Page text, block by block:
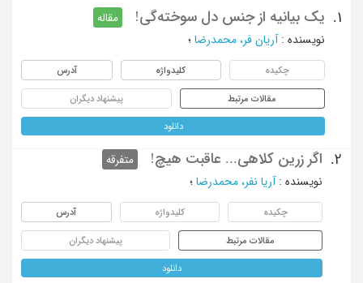
1. یک بیانیه از جنس دل سوخته‌گی!
مقاله
نویسنده : آریان فر، محمدرضا ؛
چکیده کلیدواژه آدرس
مقالات مرتبط پیشنهاد دیگران
دانلود
2. اگر زرین کلاهی... عاقبت هیچ!
متفرقه
نویسنده : آریا نفر، محمدرضا ؛
چکیده کلیدواژه آدرس
مقالات مرتبط پیشنهاد دیگران
دانلود